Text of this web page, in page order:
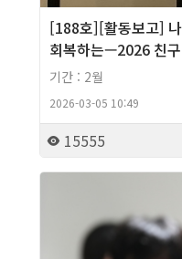
[188호][활동보고]
회복하는—2026 친
기간 : 2월
2026-03-05 10:49
15555